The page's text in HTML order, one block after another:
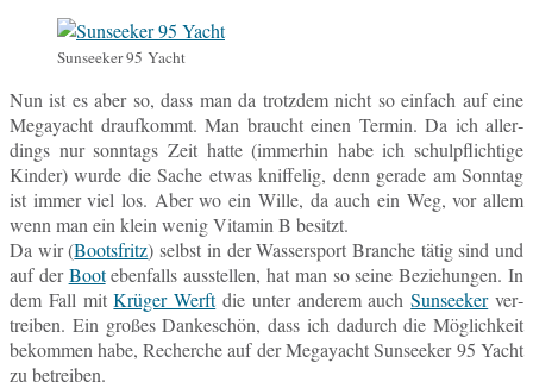
Sun­see­ker 95 Yacht
Nun ist es aber so, dass man da trotz­dem nicht so ein­fach auf eine
Me­ga­yacht drauf­kommt. Man braucht einen Termin. Da ich al­ler­
dings nur sonn­tags Zeit hatte (im­mer­hin habe ich schul­pflich­ti­ge
Kinder) wurde die Sache etwas knif­fe­lig, denn gerade am Sonn­tag
ist immer viel los. Aber wo ein Wille, da auch ein Weg, vor allem
wenn man ein klein wenig Vit­amin B besitzt.
Da wir (Boots­fritz) selbst in der Was­ser­sport Bran­che tätig sind und
auf derBooteben­falls aus­stel­len, hat man so seine Be­zie­hun­gen. In
dem Fall mitKrüger Werftdie unter an­de­rem auchSun­see­kerver­
trei­ben. Ein großes Dan­ke­schön, dass ich da­durch die Mög­lich­keit
be­kom­men habe, Re­cher­che auf der Me­ga­yacht Sun­see­ker 95 Yacht
zu betreiben.